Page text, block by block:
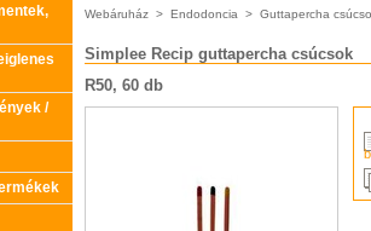
/
Webáruház > Endodoncia > Guttapercha
Simplee Recip guttapercha csúcsok
R50, 60 db